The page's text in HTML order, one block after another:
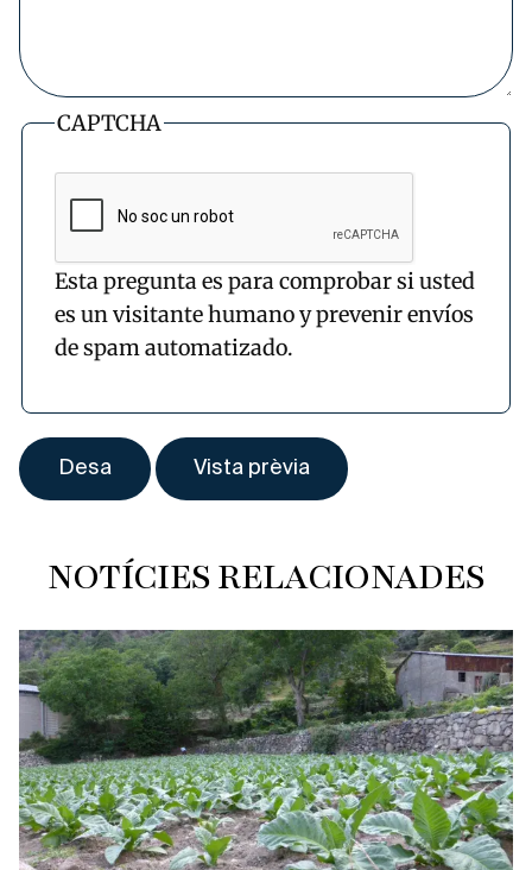
CAPTCHA
Esta pregunta es para comprobar si usted
es un visitante humano y prevenir envíos
de spam automatizado.
NOTÍCIES RELACIONADES